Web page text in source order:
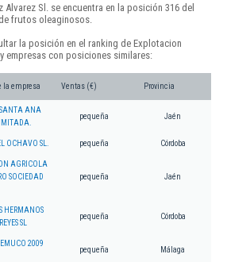
Sl. se encuentra en la posición 316 del
frutos oleaginosos.
la posición en el ranking de Explotacion
empresas con posiciones similares:
la empresa Ventas (€) Provincia
ANA
pequeña Jaén
OCHAVO SL. pequeña Córdoba
AGRICOLA
SOCIEDAD
pequeña Jaén
HERMANOS
SL
pequeña Córdoba
2009
pequeña Málaga